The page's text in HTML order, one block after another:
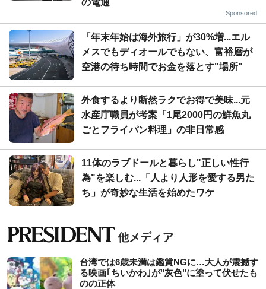
Sponsored
「年末年始は海外旅行」が30%増...エル
メスでもディオールでもない、富裕層が
空港の待ち時間でお金を落とす"場所"
外食するより断然ラクでお得で美味...元
水産庁職員が考案「1尾2000円の鮮魚丸
ごとフライパン料理」の非日常感
11体のラブドールと暮らし"正しい性行
為"を楽しむ...「人より人形を愛する男た
ち」が奇妙な生活を始めたワケ
台湾では6歳未満は鑑賞NGに…大人が震撼す
る映画｢ちいかわ｣が"灰色"に塗って伏せたも
のの正体